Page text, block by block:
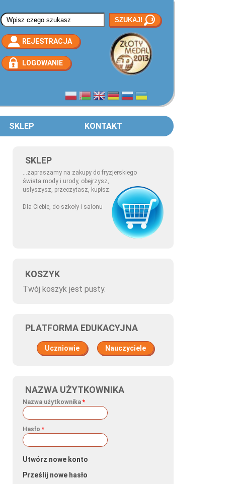
Formularz wyszukiwania
REJESTRACJA
LOGOWANIE
SKLEP KONTAKT
SKLEP
...zapraszamy na zakupy do fryzjerskiego
świata mody i urody, obejrzysz,
usłyszysz, przeczytasz, kupisz.
Dla Ciebie, do szkoły i salonu
KOSZYK
Twój koszyk jest pusty.
PLATFORMA EDUKACYJNA
Uczniowie Nauczyciele
NAZWA UŻYTKOWNIKA
Nazwa użytkownika *
Hasło *
Utwórz nowe konto
Prześlij nowe hasło